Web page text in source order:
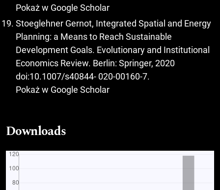
Pokaż w Google Scholar
Stoeglehner Gernot, Integrated Spatial and Energy
Planning: a Means to Reach Sustainable
Development Goals. Evolutionary and Institutional
Economics Review. Berlin: Springer, 2020
doi:10.1007/s40844- 020-00160-7.
Pokaż w Google Scholar
Downloads